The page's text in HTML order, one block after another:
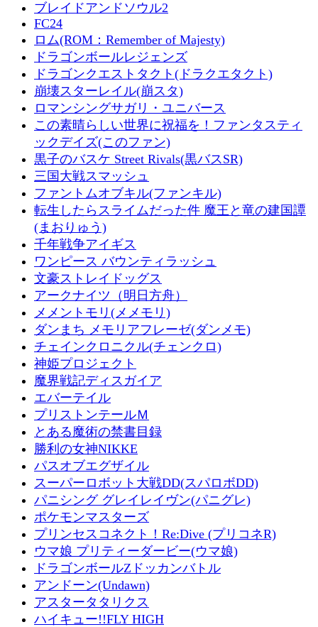
ブレイドアンドソウル2
FC24
ロム(ROM：Remember of Majesty)
ドラゴンボールレジェンズ
ドラゴンクエストタクト(ドラクエタクト)
崩壊スターレイル(崩スタ)
ロマンシングサガリ・ユニバース
この素晴らしい世界に祝福を！ファンタスティ
ックデイズ(このファン)
黒子のバスケ Street Rivals(黒バスSR)
三国大戦スマッシュ
ファントムオブキル(ファンキル)
転生したらスライムだった件 魔王と竜の建国譚
(まおりゅう)
千年戦争アイギス
ワンピース バウンティラッシュ
文豪ストレイドッグス
アークナイツ（明日方舟）
メメントモリ(メメモリ)
ダンまち メモリアフレーゼ(ダンメモ)
チェインクロニクル(チェンクロ)
神姫プロジェクト
魔界戦記ディスガイア
エバーテイル
プリストンテールＭ
とある魔術の禁書目録
勝利の女神NIKKE
パスオブエグザイル
スーパーロボット大戦DD(スパロボDD)
パニシング グレイレイヴン(パニグレ)
ポケモンマスターズ
プリンセスコネクト！Re:Dive (プリコネR)
ウマ娘 プリティーダービー(ウマ娘)
ドラゴンボールZドッカンバトル
アンドーン(Undawn)
アスタータタリクス
ハイキュー!!FLY HIGH